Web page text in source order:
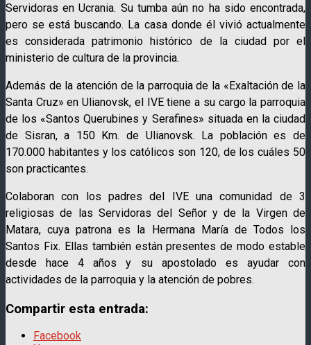
Servidoras en Ucrania. Su tumba aún no ha sido encontrada,
pero se está buscando. La casa donde él vivió actualmente
es considerada patrimonio histórico de la ciudad por el
ministerio de cultura de la provincia.
Además de la atención de la parroquia de la «Exaltación de la
Santa Cruz» en Ulianovsk, el IVE tiene a su cargo la parroquia
de los «Santos Querubines y Serafines» situada en la ciudad
de Sisran, a 150 Km. de Ulianovsk. La población es de
170.000 habitantes y los católicos son 120, de los cuáles 50
son practicantes.
Colaboran con los padres del IVE una comunidad de 3
religiosas de las Servidoras del Señor y de la Virgen de
Matara, cuya patrona es la Hermana María de Todos los
Santos Fix. Ellas también están presentes de modo estable
desde hace 4 años y su apostolado es ayudar con
actividades de la parroquia y la atención de pobres.
Compartir esta entrada:
Facebook